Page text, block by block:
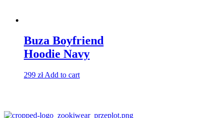
Buza Boyfriend
Hoodie Navy
299 zł Add to cart